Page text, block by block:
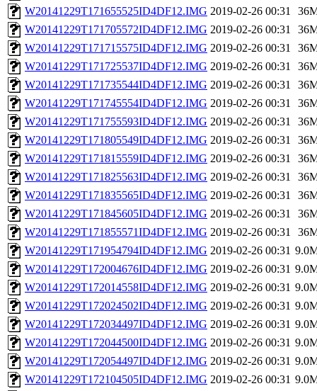
W20141229T171655525ID4DF12.IMG 2019-02-26 00:31
W20141229T171705572ID4DF12.IMG 2019-02-26 00:31
W20141229T171715575ID4DF12.IMG 2019-02-26 00:31
W20141229T171725537ID4DF12.IMG 2019-02-26 00:31
W20141229T171735544ID4DF12.IMG 2019-02-26 00:31
W20141229T171745554ID4DF12.IMG 2019-02-26 00:31
W20141229T171755593ID4DF12.IMG 2019-02-26 00:31
W20141229T171805549ID4DF12.IMG 2019-02-26 00:31
W20141229T171815559ID4DF12.IMG 2019-02-26 00:31
W20141229T171825563ID4DF12.IMG 2019-02-26 00:31
W20141229T171835565ID4DF12.IMG 2019-02-26 00:31
W20141229T171845605ID4DF12.IMG 2019-02-26 00:31
W20141229T171855571ID4DF12.IMG 2019-02-26 00:31
W20141229T171954794ID4DF12.IMG 2019-02-26 00:31
W20141229T172004676ID4DF12.IMG 2019-02-26 00:31
W20141229T172014558ID4DF12.IMG 2019-02-26 00:31
W20141229T172024502ID4DF12.IMG 2019-02-26 00:31
W20141229T172034497ID4DF12.IMG 2019-02-26 00:31
W20141229T172044500ID4DF12.IMG 2019-02-26 00:31
W20141229T172054497ID4DF12.IMG 2019-02-26 00:31
W20141229T172104505ID4DF12.IMG 2019-02-26 00:31